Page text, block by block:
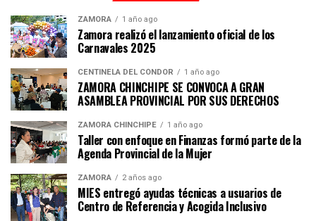
ZAMORA 1 año ago
Zamora realizó el lanzamiento oficial de los
Carnavales 2025
CENTINELA DEL CÓNDOR 1 año ago
ZAMORA CHINCHIPE SE CONVOCA A GRAN
ASAMBLEA PROVINCIAL POR SUS DERECHOS
ZAMORA CHINCHIPE 1 año ago
Taller con enfoque en Finanzas formó parte de la
Agenda Provincial de la Mujer
ZAMORA 2 años ago
MIES entregó ayudas técnicas a usuarios de
Centro de Referencia y Acogida Inclusivo